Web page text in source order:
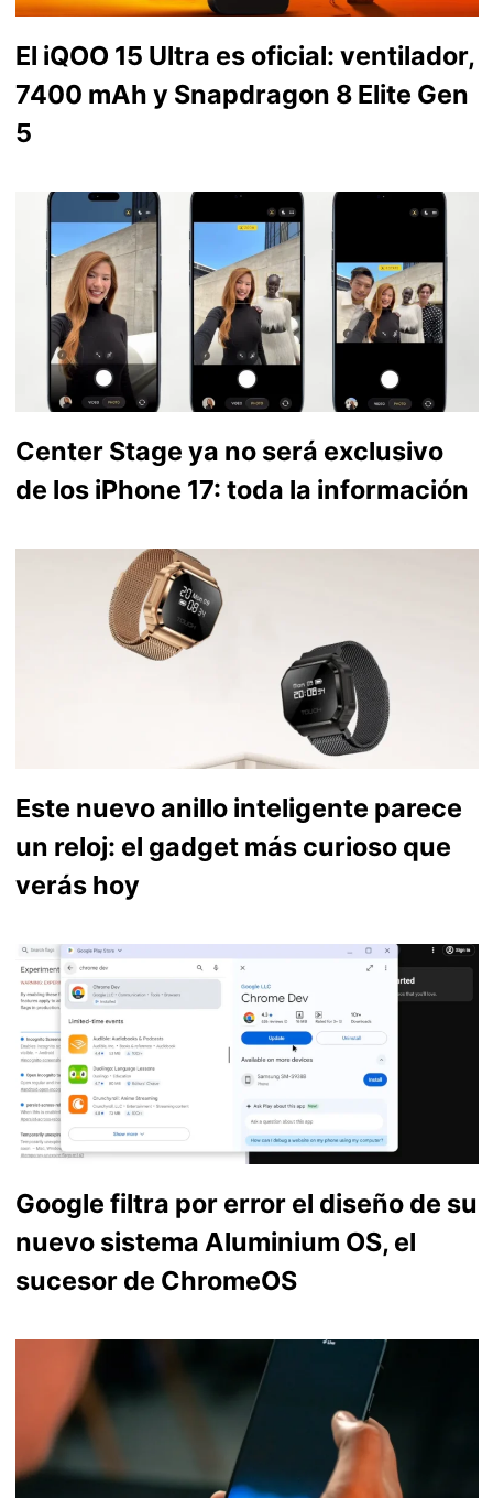
El iQOO 15 Ultra es oficial: ventilador,
7400 mAh y Snapdragon 8 Elite Gen
5
Center Stage ya no será exclusivo
de los iPhone 17: toda la información
Este nuevo anillo inteligente parece
un reloj: el gadget más curioso que
verás hoy
Google filtra por error el diseño de su
nuevo sistema Aluminium OS, el
sucesor de ChromeOS